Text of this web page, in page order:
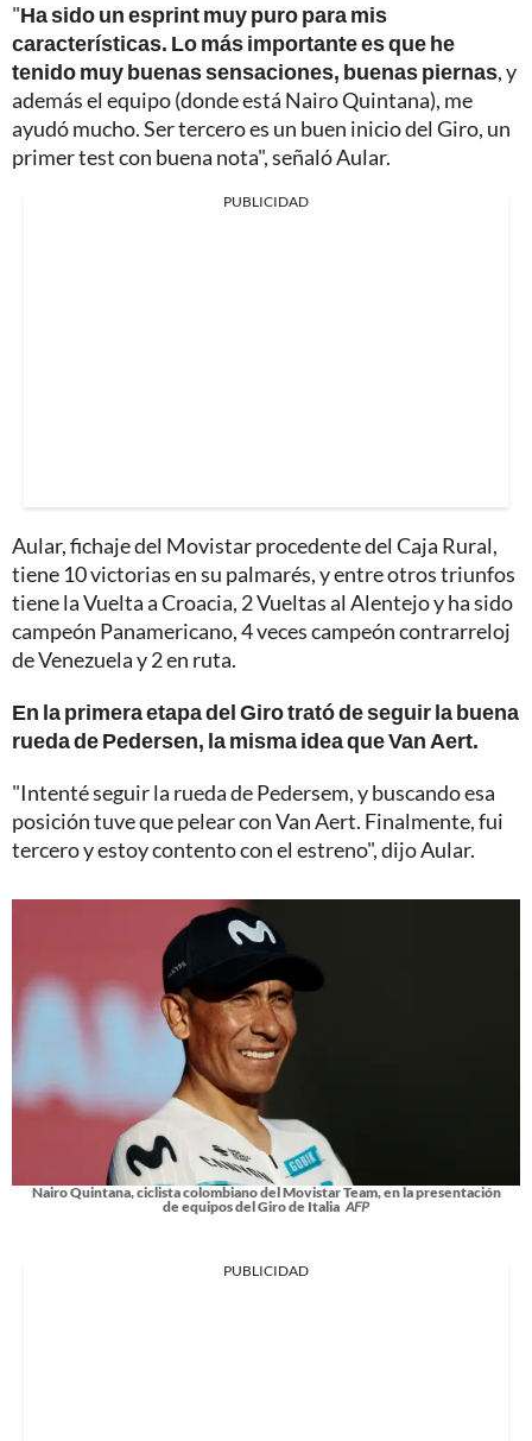
"Ha sido un esprint muy puro para mis
características. Lo más importante es que he
tenido muy buenas sensaciones, buenas piernas, y
además el equipo (donde está Nairo Quintana), me
ayudó mucho. Ser tercero es un buen inicio del Giro, un
primer test con buena nota", señaló Aular.
PUBLICIDAD
Aular, fichaje del Movistar procedente del Caja Rural,
tiene 10 victorias en su palmarés, y entre otros triunfos
tiene la Vuelta a Croacia, 2 Vueltas al Alentejo y ha sido
campeón Panamericano, 4 veces campeón contrarreloj
de Venezuela y 2 en ruta.
En la primera etapa del Giro trató de seguir la buena
rueda de Pedersen, la misma idea que Van Aert.
"Intenté seguir la rueda de Pedersem, y buscando esa
posición tuve que pelear con Van Aert. Finalmente, fui
tercero y estoy contento con el estreno", dijo Aular.
Nairo Quintana, ciclista colombiano del Movistar Team, en la presentación
de equipos del Giro de Italia AFP
PUBLICIDAD